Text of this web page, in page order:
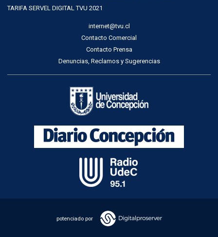
TARIFA SERVEL DIGITAL TVU 2021
internet@tvu.cl
Contacto Comercial
Contacto Prensa
Denuncias, Reclamos y Sugerencias
potenciado por